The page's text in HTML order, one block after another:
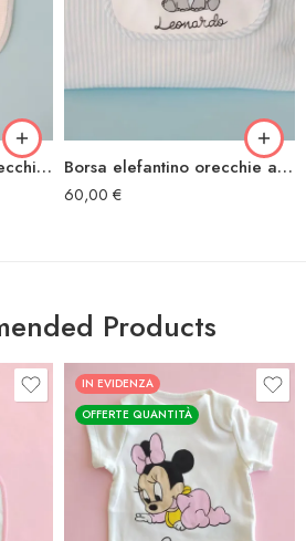
Bavettina elefantino orecchie azzurre Borsa elefantino orecchie azzurre
60,00 €
Products
IN EVIDENZA
OFFERTE QUANTITÀ